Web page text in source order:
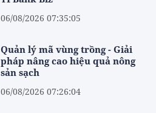
06/08/2026 07:35:05
Quản lý mã vùng trồng - Giải
pháp nâng cao hiệu quả nông
sản sạch
06/08/2026 07:26:04